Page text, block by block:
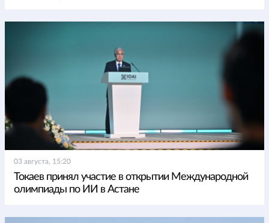
03 августа, 15:20
Токаев принял участие в открытии Международной
олимпиады по ИИ в Астане